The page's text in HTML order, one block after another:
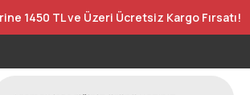
1450 TL ve Üzeri Ücretsiz Kargo Fırsatı!